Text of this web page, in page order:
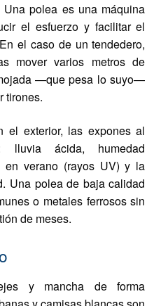
polea es una máquina
el esfuerzo y facilitar el
el caso de un tendedero,
mover varios metros de
—que pesa lo suyo—
tirones.
el exterior, las expones al
lluvia ácida, humedad
verano (rayos UV) y la
Una polea de baja calidad
o metales ferrosos sin
de meses.
y mancha de forma